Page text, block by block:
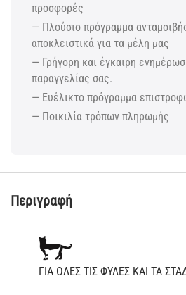
προσφορές
— Πλούσιο πρόγραμμα
αποκλειστικά για τα μέλη μας
— Γρήγορη και έγκαιρη
παραγγελίας σας.
— Ευέλικτο πρόγραμμα
— Ποικιλία τρόπων πληρωμής
Περιγραφή
ΓΙΑ OΛΕΣ ΤΙΣ ΦΥΛΕΣ ΚΑΙ ΤΑ